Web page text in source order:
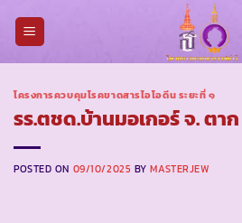
โครงการควบคุมโรคขาดสารไอโอดีน ระยะที่ ๑
รร.ตชด.บ้านมอเกอร์ จ. ตาก
POSTED ON 09/10/2025 BYMASTERJEW